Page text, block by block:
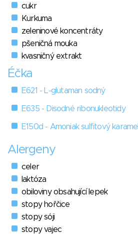
cukr
Kurkuma
zeleninové koncentráty
pšeničná mouka
kvasničný extrakt
Éčka
E621 - L-glutaman sodný
E635 - Disodné ribonukleotidy
E150d - Amoniak sulfitový karamel
Alergeny
celer
laktóza
obiloviny obsahující lepek
stopy hořčice
stopy sóji
stopy vajec